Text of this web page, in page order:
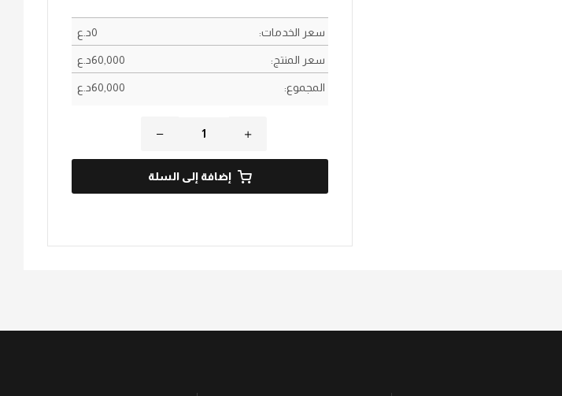
سعر الخدمات: 0؜د.؜ع
سعر المنتج: 60,000؜د.؜ع
المجموع: 60,000؜د.؜ع
إضافة إلى السلة